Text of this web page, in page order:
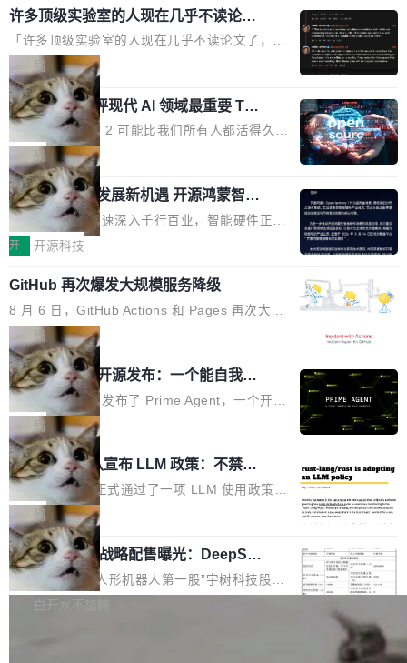
意思。比如我在一个后台管理系统里，需要填50
个表单字段，每个字段还有联动逻辑；比如我
想...
实时LCD监控屏，可充分满足当下高阶PC主机
的严苛使用需求。 澎湃功率，紧凑机身 钛金雕1
600PG5 AI TOP具备强悍输出功率，同时实现
机身尺寸大幅精简。整机长度仅16厘米，属于同
功率段机身尺寸十分紧凑的1600W电源产品。小
巧机身有效提升市面主流标准A...
复合增长率达5.44%,预计2032年将突破120亿美
元。数字广告与公共关系相关服务市场更是从20
25年的8463亿美元扩张至2026年的8763亿美
元。数字的背后是一个清晰的事实——品牌对专
业化营销服务的需求从未如此迫切。 但市场扩容
的同时,服务商的竞争逻辑正在改变。2026年Top
Agency年度合辑的观察指出,“产品”这个离消费
者最近的载体,在整个品牌营销层面的权重显著变
高了。全域营销服务商的竞争正在从规模转向深
度,案例厚度、全域覆盖、多线协同...
许多顶级实验室的人现在几乎不读论文
了
「许多顶级实验室的人现在几乎不读论文了，而
且他们认为 ICLR/ICML/NeurIPS 充斥着大量过
度宣传和欺诈。」 OpenAI 研究员 Keller Jorda
n 这条推文引发了广泛讨论。他不是在说风凉
话，他是说出了一个圈内人尽皆知但很少公开捅
破的事实。 Jordan 随后补充了一句软化声明：
「我不认为这些会议上大部分论文都在过度宣传
或造假。问题是，作为读者，如果你筛选出那些
看起来最令人兴奋的论文，那它们大部分都是过
度宣传的。」 这才是真正的痛点。不是所有论文
都有问题，是最吸引眼球的那批论文最有问题。
他引用的帖子来自 Mathew Shen，一位 ICLR 2
026 的读者：「看了篇 ...
局
xAI 前工程师评现代 AI 领域最重要 Top
3 开源项目
Flash Attention 2 可能比我们所有人都活得久。
这句话不是来自某个技术博客，而是出自 Hieu
Pham 的一条推文。Hieu Pham 是谁？他是 xAI
的早期工程师之一，在 Grok 训练基础设施团队
工作过。近日他在 X 上发了一条帖子，列出了他
认为现代 AI 领域最重要的三个开源项目。 第一
理由很具体。FA 系列不需要解释，但 FA2 是他
认为最重要的一个——复杂度恰到好处，刚好能
驱动你去学 CuTe，但还没被那些"邪恶的" Hopp
er++ 优化所淹没，足够容易修改和适配。 更关
键的是 FA2 的持久性...
局
共商智能硬件发展新机遇 开源鸿蒙智能
硬件开发者日杭州站即将举行
随着万物智联加速深入千行百业，智能硬件正从
单点设备迈向智能化、网联化、协同化发展。作
鸿蒙通过统一技术底座和分布式能力，为不同类
型智能设备的开发、连接与互联提供关键支撑，
也为产业链企业探索产品创新与商业增长打开新
的空间。 8月14日，开源鸿蒙智能硬件开发者日
（OHDD：OpenHarmony Hardware Develope
r Day）将在杭州启航。活动面向智能硬件产业
链企业和开发者，邀请行业专家与资深技术顾
问，围绕开源鸿蒙技术能力、设备适配、芯片适
配、功耗与稳定性调优、兼容性测评及统一互联
等内容展开系统讲解和实战交流，帮助企业进一
步了解开源鸿蒙在智能...
开 开源科技
GitHub 再次爆发大规模服务降级
8 月 6 日，GitHub Actions 和 Pages 再次大规
模服务降级，Actions 完全不可用超过 5 小时，
webhook 停发，连自托管 runner 也因调度层故
障无法工作。Pages、Copilot code review、C
opilot coding agent 全部受影响。从检测到完全
恢复，大约 12 小时。 这是 2026 年 8 月的第六
起事故，其中四起与 AI/Copilot 服务相关。 Git
Hub 员工 kdaigle 在 HN 讨论中贴出了一组数
据：2025 年全年 10 亿次 commit。现在，每周
2.75 亿次，全年预计 140 亿次。GitHub...
局
Prime Agent 开源发布：一个能自我改
进的编程 Agent，ARC-AGI 3 超越人类
专家基线
Prime Intellect 发布了 Prime Agent，一个开源
的编程 Agent Harness，核心设计围绕两个抽
象：Recursive Language Model（RLM）和 C
ontinual Harness。在 ARC-AGI 3 基准测试
上，Prime Agent + Opus 5 的组合达到了 95.
5% RHAE Best@1，超过了 ARC 报告的人类专
家基线 95.4%。 不是又一个 coding agent 包装
器 Prime Agent 的架构和市面上大多数 coding
agent 有本质区别。大多数 agent harness 的设
计是基于早期模型的能力—...
局
Rust 项目团队宣布 LLM 政策：不禁
止，但你要承认哪些代码不是你写的
Rust 语言项目正式通过了一项 LLM 使用政策，
覆盖 rust-lang/rust 单一仓库的代码贡献。这不
是项目级别的官方立场，目前由五个团队采纳，
但它可能是主流开源项目中关于 AI 辅助贡献最
细致的一份规则。 政策的核心只有一句话：LLM
可以用来分析、提炼、审阅、建议，但不能用来
局
宇树科技 IPO 战略配售曝光：DeepSe
ek 获配 93.3 万股，锁定 36 个月
8月6日晚间，“人形机器人第一股”宇树科技股份
有限公司披露IPO发行价格及战略配售结果，杭
白开水不加糖